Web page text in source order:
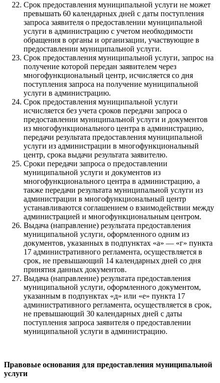
Срок предоставления муниципальной услуги не может
превышать 60 календарных дней с даты поступления
запроса заявителя о предоставлении муниципальной
услуги в администрацию с учетом необходимости
обращения в органы и организации, участвующие в
предоставлении муниципальной услуги.
Срок предоставления муниципальной услуги, запрос на
получение которой передан заявителем через
многофункциональный центр, исчисляется со дня
поступления запроса на получение муниципальной
услуги в администрацию.
Срок предоставления муниципальной услуги
исчисляется без учета сроков передачи запроса о
предоставлении муниципальной услуги и документов
из многофункционального центра в администрацию,
передачи результата предоставления муниципальной
услуги из администрации в многофункциональный
центр, срока выдачи результата заявителю.
Сроки передачи запроса о предоставлении
муниципальной услуги и документов из
многофункционального центра в администрацию, а
также передачи результата муниципальной услуги из
администрации в многофункциональный центр
устанавливаются соглашением о взаимодействии между
администрацией и многофункциональным центром.
Выдача (направление) результата предоставления
муниципальной услуги, оформленного одним из
документов, указанных в подпунктах «а» — «г» пункта
17 административного регламента, осуществляется в
срок, не превышающий 14 календарных дней со дня
принятия данных документов.
Выдача (направление) результата предоставления
муниципальной услуги, оформленного документом,
указанным в подпунктах «д» или «е» пункта 17
административного регламента, осуществляется в срок,
не превышающий 30 календарных дней с даты
поступления запроса заявителя о предоставлении
муниципальной услуги в администрацию.
Правовые основания для предоставления муниципальной
услуги